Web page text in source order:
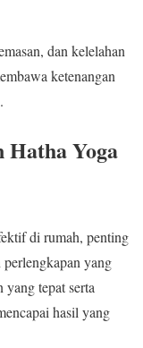
dan kelelahan
ketenangan
Yoga
di rumah, penting
yang
tepat serta
hasil yang